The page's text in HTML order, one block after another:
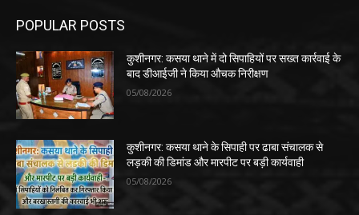
POPULAR POSTS
कुशीनगर: कसया थाने में दो सिपाहियों पर सख्त कार्रवाई के
बाद डीआईजी ने किया औचक निरीक्षण
05/08/2026
कुशीनगर: कसया थाने के सिपाही पर ढाबा संचालक से
लड़की की डिमांड और मारपीट पर बड़ी कार्यवाही
05/08/2026